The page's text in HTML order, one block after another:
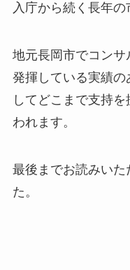
入庁から続く長年の
地元長岡市でコン
発揮している実績
してどこまで支持
われます。
最後までお読みいた
た。